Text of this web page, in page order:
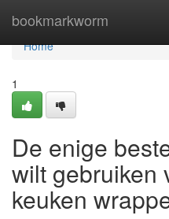
bookmarkworm
Home
Home
1
De enige
wilt gebruiken
keuken